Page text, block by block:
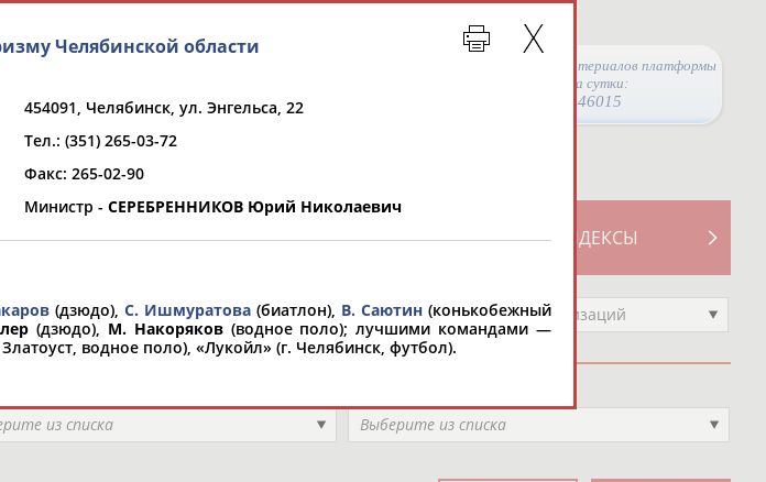
Просмотры материалов платформы
за сутки:
46015
СВОДНЫЕ ИНДЕКСЫ
ТАБЛО АКТИВНОСТИ
ПЛОЩАДКА
Выберите другой тип организаций
из списка
Выберите из списка
Челябинской области
454091, Челябинск, ул. Энгельса, 22
Тел.: (351) 265-03-72
Факс: 265-02-90
Министр - СЕРЕБРЕННИКОВ Юрий Николаевич
(дзюдо), С. Ишмуратова(биатлон), В. Саютин(конькобежный
(дзюдо), М. Накоряков(водное поло); лучшими командами —
водное поло), «Лукойл» (г. Челябинск, футбол).